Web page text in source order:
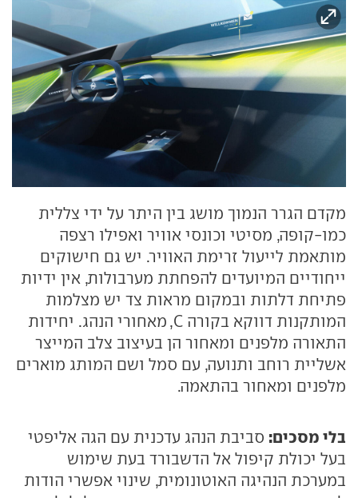
מקדם הגרר הנמוך מושג בין היתר על ידי צללית
כמו-קופה, מסיטי וכונסי אוויר ואפילו רצפה
מותאמת לייעול זרימת האוויר. יש גם חישוקים
ייחודיים המיועדים להפחתת מערבולות, אין ידיות
פתיחת דלתות ובמקום מראות צד יש מצלמות
המותקנות דווקא בקורה C, מאחורי הנהג. יחידות
התאורה מלפנים ומאחור הן בעיצוב צלב המייצר
אשליית רוחב ותנועה, עם סמל ושם המותג מוארים
מלפנים ומאחור בהתאמה.
בלי מסכים: סביבת הנהג עדכנית עם הגה אליפטי
בעל יכולת קיפול אל הדשבורד בעת שימוש
במערכת הנהיגה האוטונומית, שינוי אפשרי הודות